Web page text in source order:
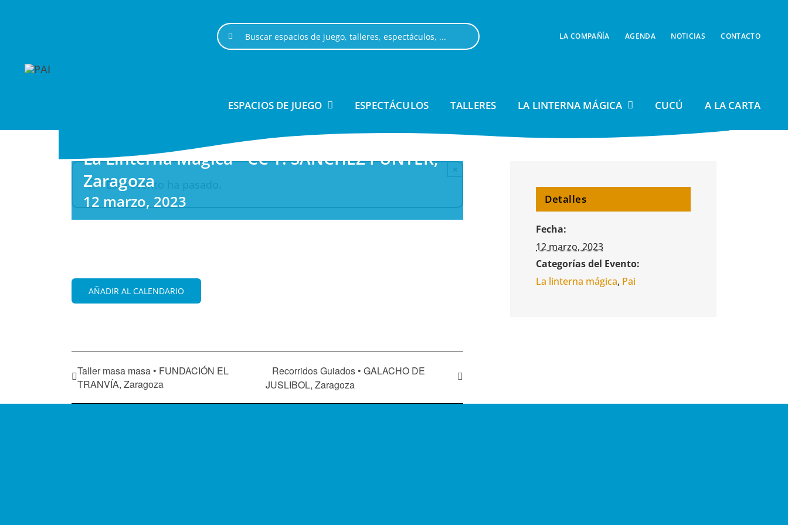
Buscar: LA COMPAÑÍA AGENDA NOTICIAS CONTACTO
ESPACIOS DE JUEGO ESPECTÁCULOS TALLERES LA LINTERNA MÁGICA CUCÚ A LA CARTA
Este evento ha pasado.
La Linterna Mágica • CC T. SÁNCHEZ PUNTER,
Zaragoza
12 marzo, 2023
AÑADIR AL CALENDARIO
Taller masa masa • FUNDACIÓN EL
TRANVÍA, Zaragoza
Recorridos Guiados • GALACHO DE
JUSLIBOL, Zaragoza
Detalles
Fecha:
12 marzo, 2023
Categorías del Evento:
La linterna mágica, Pai